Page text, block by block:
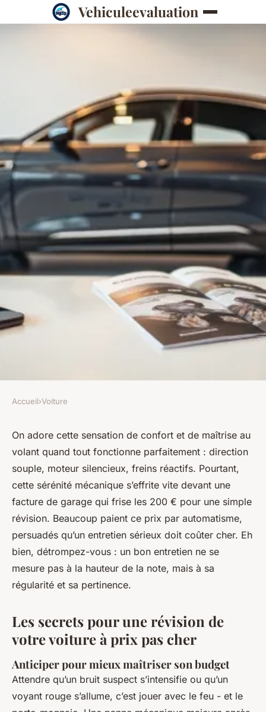
Vehiculeevaluation
Top forfaits pour entretien
auto abordables avec rapidité
Émeline•07/04/2026 07:33• 9 min de lecture
Accueil›Voiture
On adore cette sensation de confort et de maîtrise au
volant quand tout fonctionne parfaitement : direction
souple, moteur silencieux, freins réactifs. Pourtant,
cette sérénité mécanique s’effrite vite devant une
facture de garage qui frise les 200 € pour une simple
révision. Beaucoup paient ce prix par automatisme,
persuadés qu’un entretien sérieux doit coûter cher. Eh
bien, détrompez-vous : un bon entretien ne se
mesure pas à la hauteur de la note, mais à sa
régularité et sa pertinence.
Les secrets pour une révision de
votre voiture à prix pas cher
Anticiper pour mieux maîtriser son budget
Attendre qu’un bruit suspect s’intensifie ou qu’un
voyant rouge s’allume, c’est jouer avec le feu - et le